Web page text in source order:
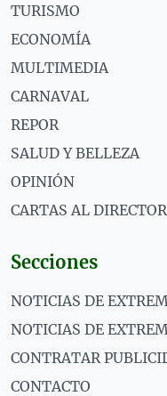
TURISMO
ECONOMÍA
MULTIMEDIA
CARNAVAL
REPOR
SALUD Y BELLEZA
OPINIÓN
CARTAS AL DIRECTOR
Secciones
NOTICIAS DE
NOTICIAS DE
CONTRATAR
CONTACTO